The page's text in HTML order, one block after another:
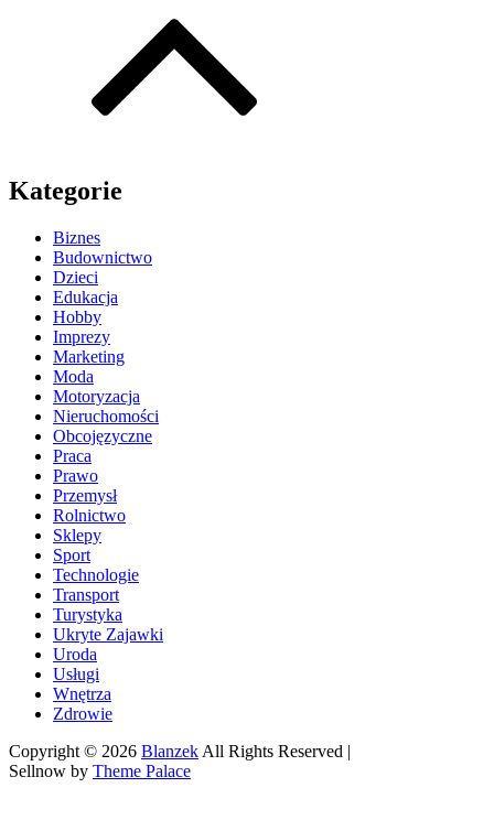
Kategorie
Biznes
Budownictwo
Dzieci
Edukacja
Hobby
Imprezy
Marketing
Moda
Motoryzacja
Nieruchomości
Obcojęzyczne
Praca
Prawo
Przemysł
Rolnictwo
Sklepy
Sport
Technologie
Transport
Turystyka
Ukryte Zajawki
Uroda
Usługi
Wnętrza
Zdrowie
Copyright © 2026 Blanzek All Rights Reserved |
Sellnow by Theme Palace